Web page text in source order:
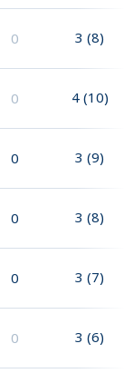
0 3 (8)
0 4 (10)
0 3 (9)
0 3 (8)
0 3 (7)
0 3 (6)